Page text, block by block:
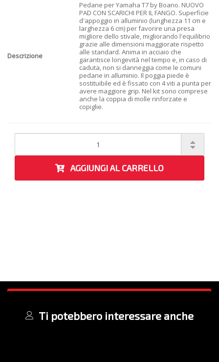
Descrizione
Pedane per Yamaha T7 by Boano. NUOVO
PAD CON SCARICHI PER IL FANGO. Superficie
d'appoggio in alluminio (lunghezza 11 cm e
larghezza 6 cm) per favorire una presa
migliore dello stivale, migliorando l'equilibrio
grazie alle dimensioni maggiorate rispetto
alle standard. Anima in acciaio che
garantisce longevità nel tempo e, in caso di
caduta, non si danneggia come le comuni
pedane in alluminio. Il poggia piede è
sostituibile ed è fissato con 4 viti a punta per
avere maggiore grip. Nel kit sono comprese
anche la coppia di molle rinforzate e
copiglie.
AGGIUNGI AL CARRELLO
Ti potebbero interessare anche